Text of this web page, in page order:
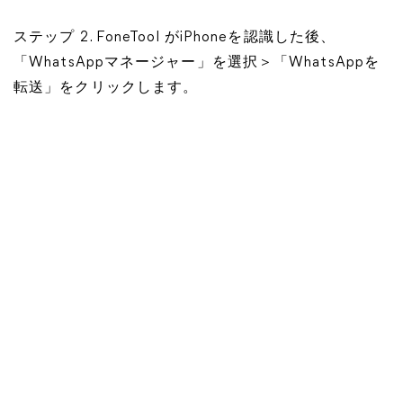
ステップ 2. FoneTool がiPhoneを認識した後、
「WhatsAppマネージャー」を選択＞「WhatsAppを
転送」をクリックします。